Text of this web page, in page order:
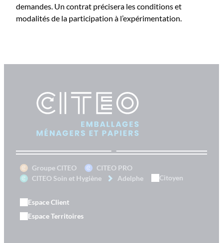
demandes. Un contrat précisera les conditions et
modalités de la participation à l’expérimentation.
Groupe CITEO
CITEO PRO
CITEO Soin et Hygiène
Adelphe Citoyen
Espace Client
Espace Territoires